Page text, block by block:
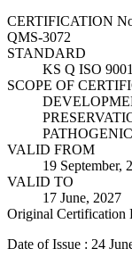
CERTIFICATION
QMS-3072
STANDARD
KS Q ISO
SCOPE OF
VALID FROM
19 September,
VALID TO
17 June, 2027
Original Certification
Date of Issue : 24